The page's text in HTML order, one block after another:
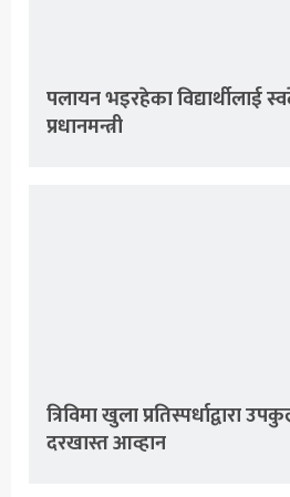
पलायन भइरहेका विद्यार्थीलाई
प्रधानमन्त्री
त्रिविमा खुला प्रतिस्पर्धाद्वारा
दरखास्त आव्हान